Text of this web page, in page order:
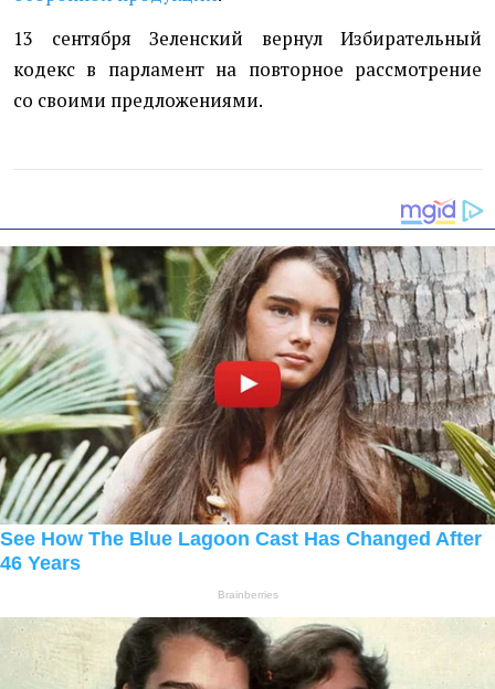
13 сентября Зеленский вернул Избирательный
кодекс в парламент на повторное рассмотрение
со своими предложениями.